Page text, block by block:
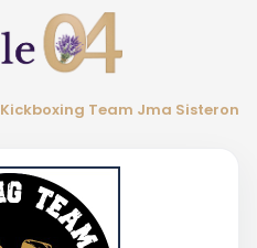
Kickboxing Team Jma Sisteron